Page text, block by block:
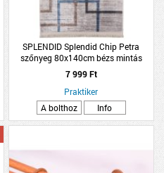
SPLENDID Splendid Chip Petra
szőnyeg 80x140cm bézs mintás
7 999 Ft
Praktiker
A bolthoz
Info